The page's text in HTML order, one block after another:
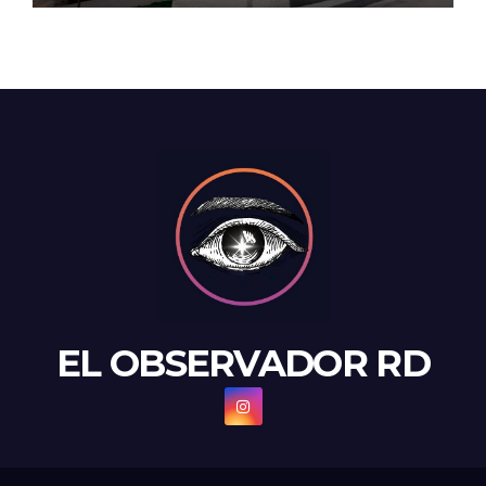
financiero
EL OBSERVADOR RD